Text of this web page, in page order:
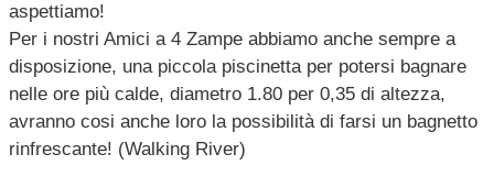
aspettiamo!
Per i nostri Amici a 4 Zampe abbiamo anche sempre a
disposizione, una piccola piscinetta per potersi bagnare
nelle ore più calde, diametro 1.80 per 0,35 di altezza,
avranno cosi anche loro la possibilità di farsi un bagnetto
rinfrescante! (Walking River)